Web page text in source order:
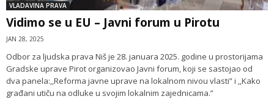
VLADAVINA PRAVA
Vidimo se u EU – Javni forum u Pirotu
JAN 28, 2025
Odbor za ljudska prava Niš je 28. januara 2025. godine u prostorijama
Gradske uprave Pirot organizovao Javni forum, koji se sastojao od
dva panela:,,Reforma javne uprave na lokalnom nivou vlasti” i ,,Kako
građani utiču na odluke u svojim lokalnim zajednicama.”